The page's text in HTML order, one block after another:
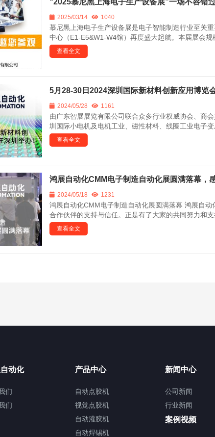
“2025慕尼黑上海电子生产设备展”一场不容错
2025/03/14 1040
慕尼黑上海电子生产设备展是电子智能制造行业至关
中心（E1-E5&W1-W4馆）再度盛大起航。本届展会
查看全文
5月28-30日2024深圳国际新材料创新应用博览
2024/05/28 1161
由广东智展展览有限公司联合众多行业权威协会、商
圳国际小电机及电机工业、磁性材料、线圈工业电子
查看全文
鸿展自动化CMM电子制造自动化展圆满落幕，
2024/05/18 1231
鸿展自动化CMM电子制造自动化展圆满落幕 鸿展自
合作伙伴的支持与信任。正是有了大家的共同努力和
查看全文
动化
们
们
产品中心
自动点胶机
视觉点胶机
自动灌胶机
自动焊锡机
新闻中心
公司新闻
行业新闻
案例视频